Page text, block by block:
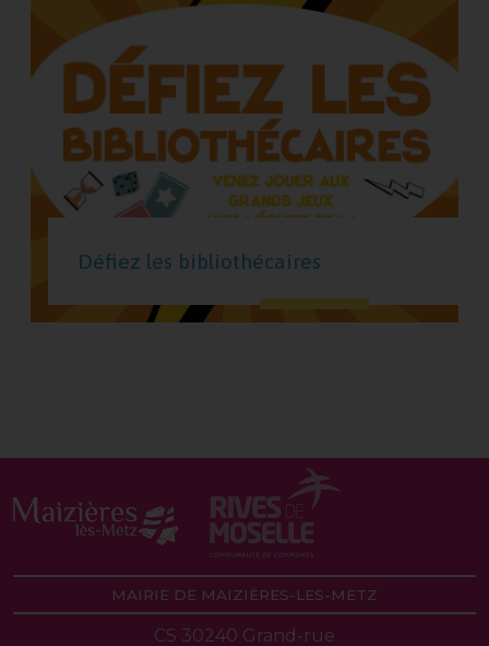
Défiez les bibliothécaires
MAIRIE DE MAIZIÈRES-LES-METZ
CS 30240 Grand-rue